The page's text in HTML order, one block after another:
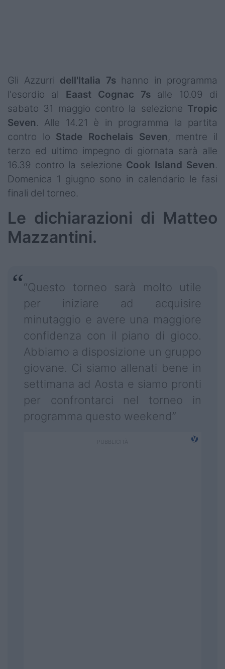
Gli Azzurri dell'Italia 7s hanno in programma
l'esordio al Eaast Cognac 7s alle 10.09 di
sabato 31 maggio contro la selezione Tropic
Seven. Alle 14.21 è in programma la partita
contro lo Stade Rochelais Seven, mentre il
terzo ed ultimo impegno di giornata sarà alle
16.39 contro la selezione Cook Island Seven.
Domenica 1 giugno sono in calendario le fasi
finali del torneo.
Le dichiarazioni di Matteo
Mazzantini.
“Questo torneo sarà molto utile
per iniziare ad acquisire
minutaggio e avere una maggiore
confidenza con il piano di gioco.
Abbiamo a disposizione un gruppo
giovane. Ci siamo allenati bene in
settimana ad Aosta e siamo pronti
per confrontarci nel torneo in
programma questo weekend”